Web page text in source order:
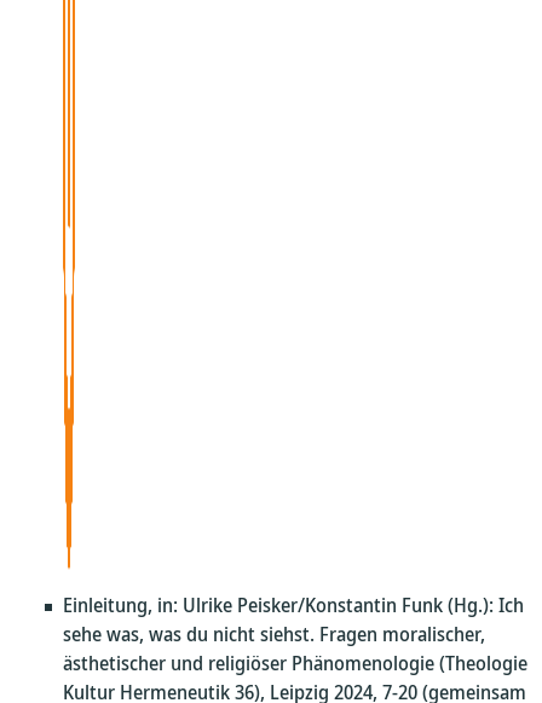
Einleitung, in: Ulrike Peisker/Konstantin Funk (Hg.): Ich
sehe was, was du nicht siehst. Fragen moralischer,
ästhetischer und religiöser Phänomenologie (Theologie
Kultur Hermeneutik 36), Leipzig 2024, 7-20 (gemeinsam